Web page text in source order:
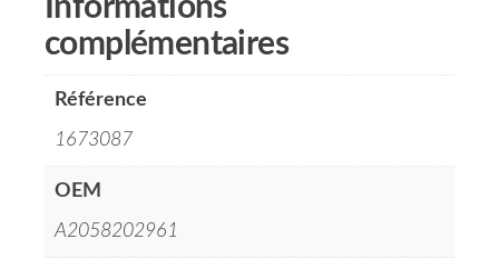
Informations
complémentaires
Référence
1673087
OEM
A2058202961